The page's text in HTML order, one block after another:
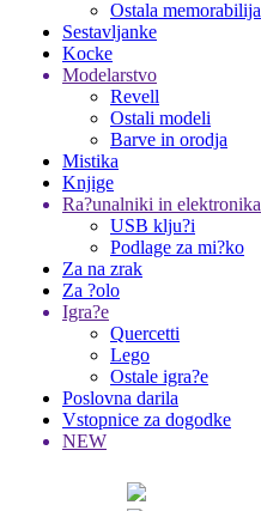
Ostala memorabilija
Sestavljanke
Kocke
Modelarstvo
Revell
Ostali modeli
Barve in orodja
Mistika
Knjige
Ra?unalniki in elektronika
USB klju?i
Podlage za mi?ko
Za na zrak
Za ?olo
Igra?e
Quercetti
Lego
Ostale igra?e
Poslovna darila
Vstopnice za dogodke
NEW